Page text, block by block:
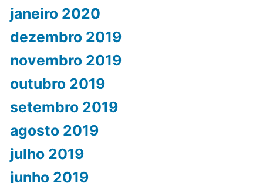
janeiro 2020
dezembro 2019
novembro 2019
outubro 2019
setembro 2019
agosto 2019
julho 2019
junho 2019